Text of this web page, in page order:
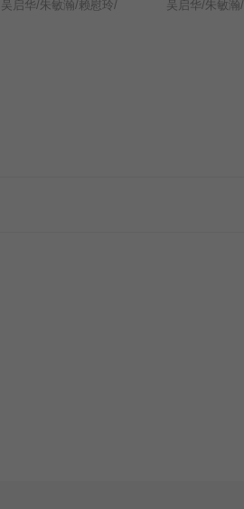
吴启华/朱敏瀚/赖慰玲/ 吴启华/朱敏瀚